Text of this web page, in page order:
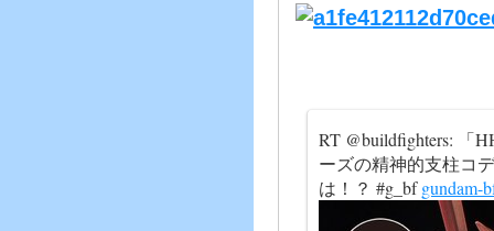
RT @buildfighters: 「
ーズの精神的支柱コ
は！？ #g_bfgundam-